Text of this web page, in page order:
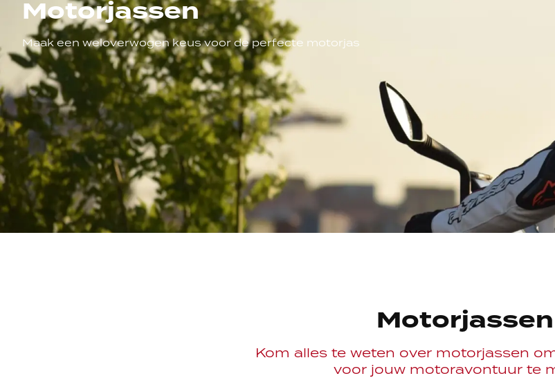
Motorjassen
Maak een weloverwogen keus voor de perfecte motorjas
Motorjassen
Kom alles te weten over motorjassen
voor jouw motoravontuur te